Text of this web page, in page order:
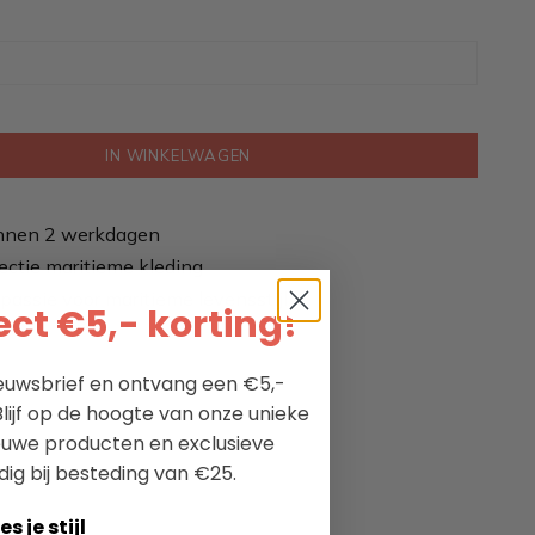
IN WINKELWAGEN
2 werkdagen
maritieme kleding
€5,- korting!
en ontvang een €5,-
op de hoogte van onze unieke
producten en exclusieve
bij besteding van €25.
je stijl